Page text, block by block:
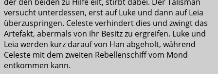
versucht unterdessen, erst auf Luke und dann auf Leia
überzuspringen. Celeste verhindert dies und zwingt das
Artefakt, abermals von ihr Besitz zu ergreifen. Luke und
Leia werden kurz darauf von Han abgeholt, während
Celeste mit dem zweiten Rebellenschiff vom Mond
entkommen kann.